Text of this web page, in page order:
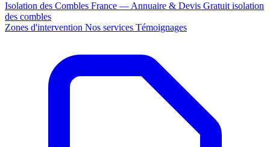
Isolation des Combles France — Annuaire & Devis Gratuit isolation
des combles
Zones d'intervention Nos services Témoignages